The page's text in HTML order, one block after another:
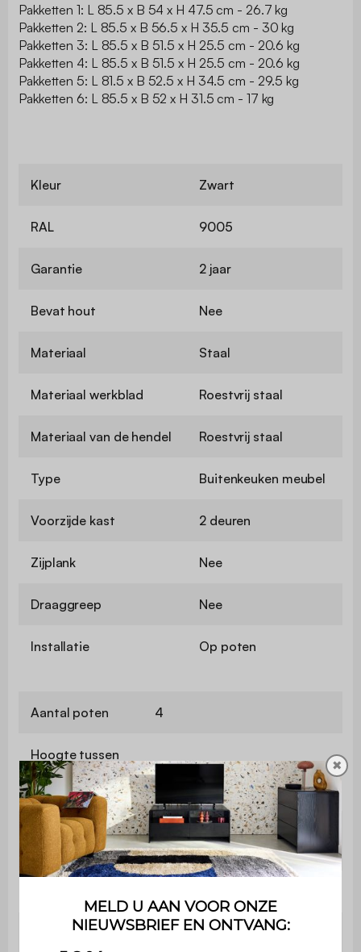
Pakketten 1: L 85.5 x B 54 x H 47.5 cm - 26.7 kg
Pakketten 2: L 85.5 x B 56.5 x H 35.5 cm - 30 kg
Pakketten 3: L 85.5 x B 51.5 x H 25.5 cm - 20.6 kg
Pakketten 4: L 85.5 x B 51.5 x H 25.5 cm - 20.6 kg
Pakketten 5: L 81.5 x B 52.5 x H 34.5 cm - 29.5 kg
Pakketten 6: L 85.5 x B 52 x H 31.5 cm - 17 kg
Kleur Zwart
RAL 9005
Garantie 2 jaar
Bevat hout Nee
Materiaal Staal
Materiaal werkblad Roestvrij staal
Materiaal van de hendel Roestvrij staal
Type Buitenkeuken meubel
Voorzijde kast 2 deuren
Zijplank Nee
Draaggreep Nee
Installatie Op poten
Aantal poten 4
Hoogte tussen
de poten en de
onderste plank
10 cm
Aantal
pakketten
6
Collectie Grimaud
✖